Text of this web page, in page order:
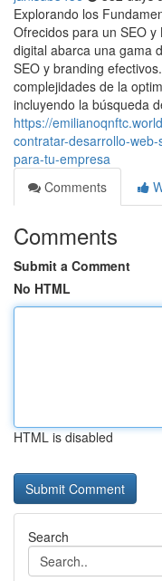
Explorando los
Ofrecidos para un SEO
digital abarca una gama
SEO y branding
complejidades de la
incluyendo la búsqueda
https://
contratar-desarrollo-
para-tu-empresa
Comments
Comments
Submit a Comment
No HTML
HTML is disabled
Search